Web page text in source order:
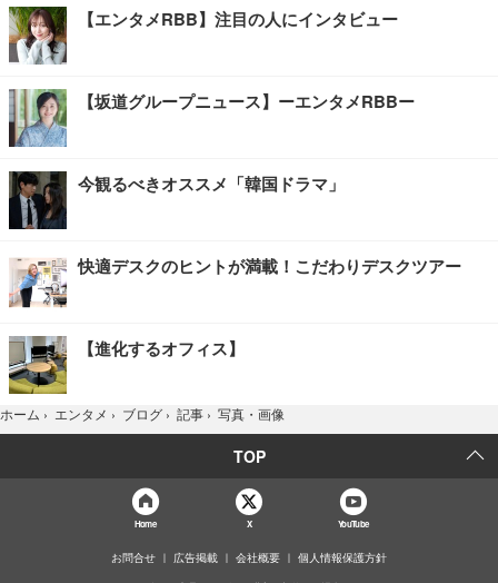
【エンタメRBB】注目の人にインタビュー
【坂道グループニュース】ーエンタメRBBー
今観るべきオススメ「韓国ドラマ」
快適デスクのヒントが満載！こだわりデスクツアー
【進化するオフィス】
ホーム › エンタメ › ブログ › 記事 › 写真・画像
TOP
Home X YouTube
お問合せ 広告掲載 会社概要 個人情報保護方針